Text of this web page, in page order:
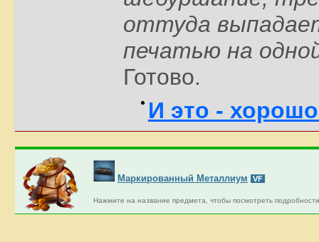
оттуда
печатью на
Готово.
И это -
Маркированный Металлиум VF
Нажмите на название предмета, чтобы посмотреть